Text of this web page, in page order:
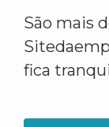
São mais
fica